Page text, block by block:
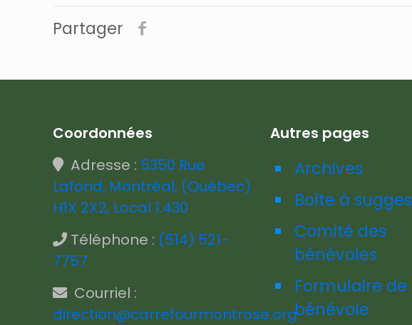
Partager
Coordonnées
Adresse : 5350 Rue
Lafond, Montréal, (Québec)
H1X 2X2, Local 1.430
Téléphone : (514) 521-
7757
Courriel :
direction@carrefourmontrose.org
Autres pages
Archives
Boîte à
Comité des
bénévoles
Formulaire de
bénévole